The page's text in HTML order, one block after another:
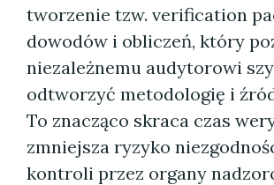
tworzenie tzw. verification
dowodów i obliczeń, który
niezależnemu audytorowi
odtworzyć metodologię i
To znacząco skraca czas
zmniejsza ryzyko
kontroli przez organy